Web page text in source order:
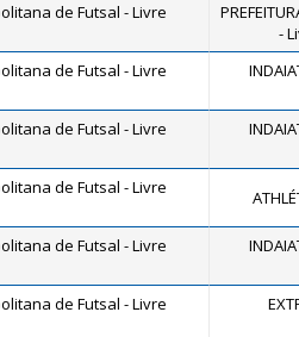
de Futsal - Livre
-
de Futsal - Livre
de Futsal - Livre
de Futsal - Livre
de Futsal - Livre
de Futsal - Livre